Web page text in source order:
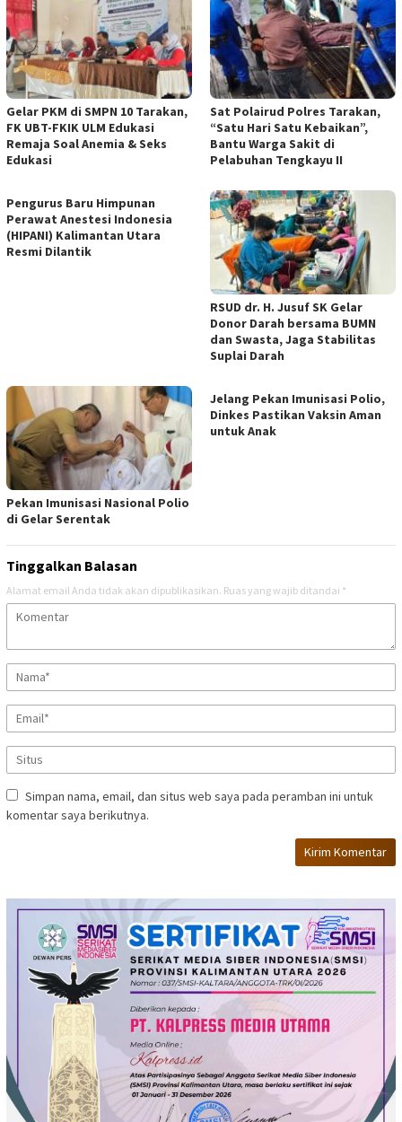
Gelar PKM di SMPN 10 Tarakan,
FK UBT-FKIK ULM Edukasi
Remaja Soal Anemia & Seks
Edukasi
Sat Polairud Polres Tarakan,
“Satu Hari Satu Kebaikan”,
Bantu Warga Sakit di
Pelabuhan Tengkayu II
Pengurus Baru Himpunan
Perawat Anestesi Indonesia
(HIPANI) Kalimantan Utara
Resmi Dilantik
RSUD dr. H. Jusuf SK Gelar
Donor Darah bersama BUMN
dan Swasta, Jaga Stabilitas
Suplai Darah
Pekan Imunisasi Nasional Polio
di Gelar Serentak
Jelang Pekan Imunisasi Polio,
Dinkes Pastikan Vaksin Aman
untuk Anak
Tinggalkan Balasan
Alamat email Anda tidak akan dipublikasikan. Ruas yang wajib ditandai *
Simpan nama, email, dan situs web saya pada peramban ini untuk
komentar saya berikutnya.